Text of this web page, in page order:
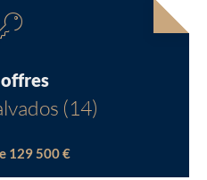
(14)
129 500 €